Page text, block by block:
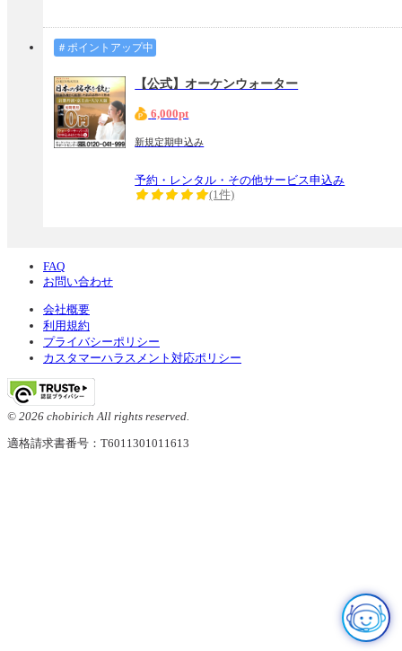
＃ポイントアップ中
【公式】オーケンウォーター
6,000pt
新規定期申込み
予約・レンタル・その他サービス申込み
(1件)
FAQ
お問い合わせ
会社概要
利用規約
プライバシーポリシー
カスタマーハラスメント対応ポリシー
© 2026 chobirich All rights reserved.
適格請求書番号：T6011301011613